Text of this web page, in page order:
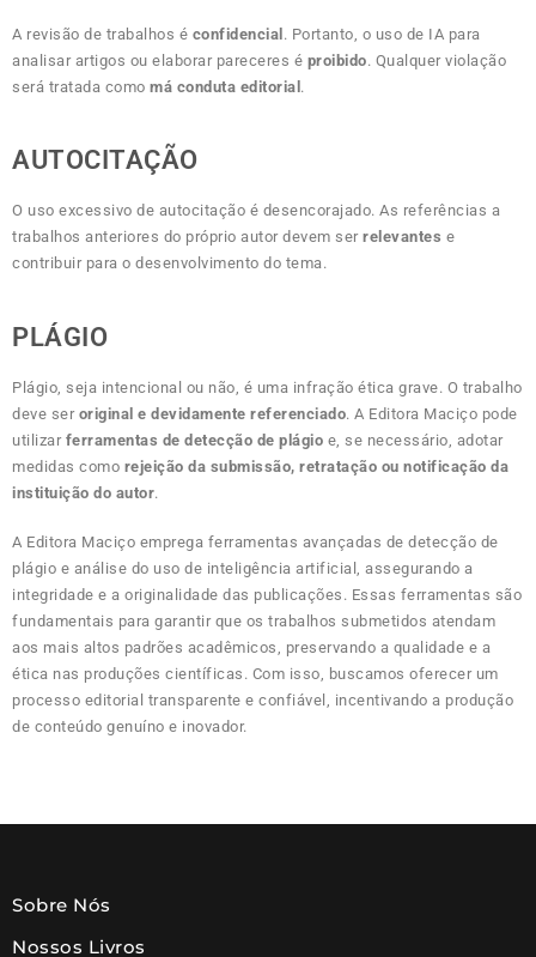
A revisão de trabalhos é confidencial. Portanto, o uso de IA para
analisar artigos ou elaborar pareceres é proibido. Qualquer violação
será tratada como má conduta editorial.
AUTOCITAÇÃO
O uso excessivo de autocitação é desencorajado. As referências a
trabalhos anteriores do próprio autor devem ser relevantes e
contribuir para o desenvolvimento do tema.
PLÁGIO
Plágio, seja intencional ou não, é uma infração ética grave. O trabalho
deve ser original e devidamente referenciado. A Editora Maciço pode
utilizar ferramentas de detecção de plágio e, se necessário, adotar
medidas como rejeição da submissão, retratação ou notificação da
instituição do autor.
A Editora Maciço emprega ferramentas avançadas de detecção de
plágio e análise do uso de inteligência artificial, assegurando a
integridade e a originalidade das publicações. Essas ferramentas são
fundamentais para garantir que os trabalhos submetidos atendam
aos mais altos padrões acadêmicos, preservando a qualidade e a
ética nas produções científicas. Com isso, buscamos oferecer um
processo editorial transparente e confiável, incentivando a produção
de conteúdo genuíno e inovador.
Sobre Nós
Nossos Livros